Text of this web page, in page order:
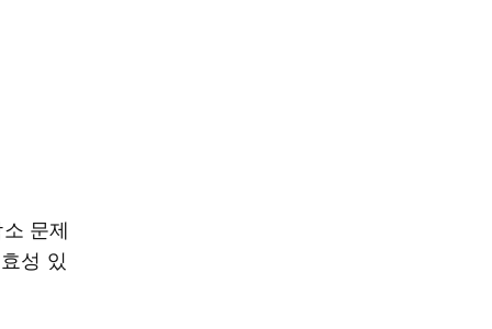
문제
성 있